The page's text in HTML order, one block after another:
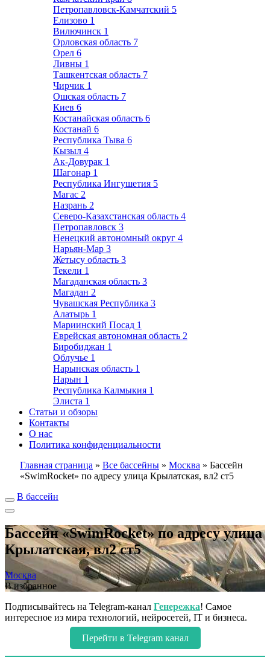
Петропавловск-Камчатский 5
Елизово 1
Вилючинск 1
Орловская область 7
Орел 6
Ливны 1
Ташкентская область 7
Чирчик 1
Ошская область 7
Киев 6
Костанайская область 6
Костанай 6
Республика Тыва 6
Кызыл 4
Ак-Довурак 1
Шагонар 1
Республика Ингушетия 5
Магас 2
Назрань 2
Северо-Казахстанская область 4
Петропавловск 3
Ненецкий автономный округ 4
Нарьян-Мар 3
Жетысу область 3
Текели 1
Магаданская область 3
Магадан 2
Чувашская Республика 3
Алатырь 1
Мариинский Посад 1
Еврейская автономная область 2
Биробиджан 1
Облучье 1
Нарынская область 1
Нарын 1
Республика Калмыкия 1
Элиста 1
Статьи и обзоры
Контакты
О нас
Политика конфиденциальности
Главная страница » Все бассейны » Москва » Бассейн
«SwimRocket» по адресу улица Крылатская, вл2 ст5
В бассейн
Бассейн «SwimRocket» по адресу улица
Крылатская, вл2 ст5
Москва
В избранное
Подписывайтесь на Telegram-канал Генережка! Самое
интересное из мира технологий, нейросетей, IT и бизнеса.
Перейти в Telegram канал